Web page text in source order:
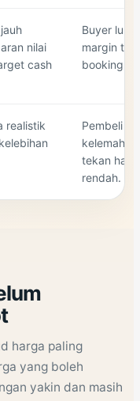
nilai
cash
Buyer
margin
booking
realistik
Pembeli
tekan
rendah.
harga paling
yang boleh
yakin dan masih